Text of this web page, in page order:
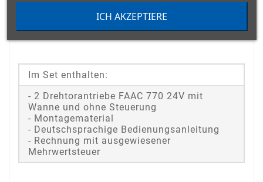
Im Set enthalten:
- 2 Drehtorantriebe FAAC 770 24V mit
Wanne und ohne Steuerung
- Montagematerial
- Deutschsprachige Bedienungsanleitung
- Rechnung mit ausgewiesener
Mehrwertsteuer
ICH AKZEPTIERE